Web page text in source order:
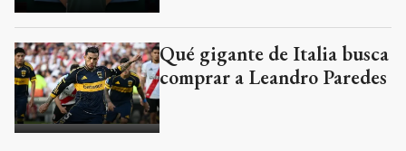
Qué gigante de Italia busca
comprar a Leandro Paredes